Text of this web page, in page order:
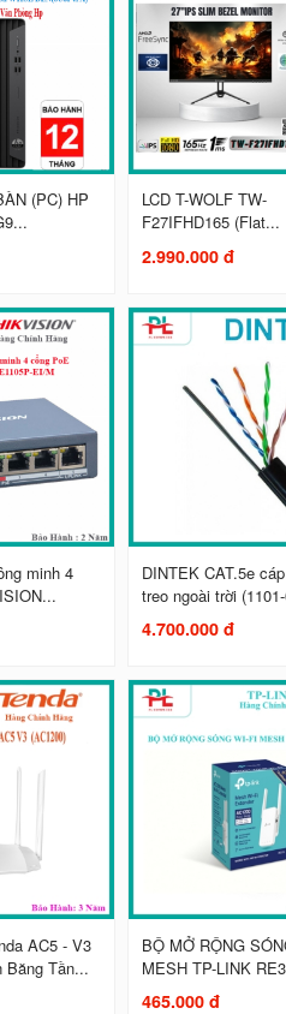
(PC) HP
LCD T-WOLF TW-
F27IFHD165 (Flat...
2.990.000 đ
minh 4
DINTEK CAT.5e
treo ngoài trời
4.700.000 đ
AC5 - V3
Băng Tần...
BỘ MỞ RỘNG
MESH TP-LINK
465.000 đ